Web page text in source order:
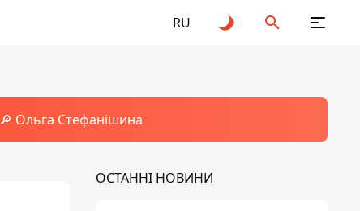
RU
🔎 Ольга Стефанішина
ОСТАННІ НОВИНИ